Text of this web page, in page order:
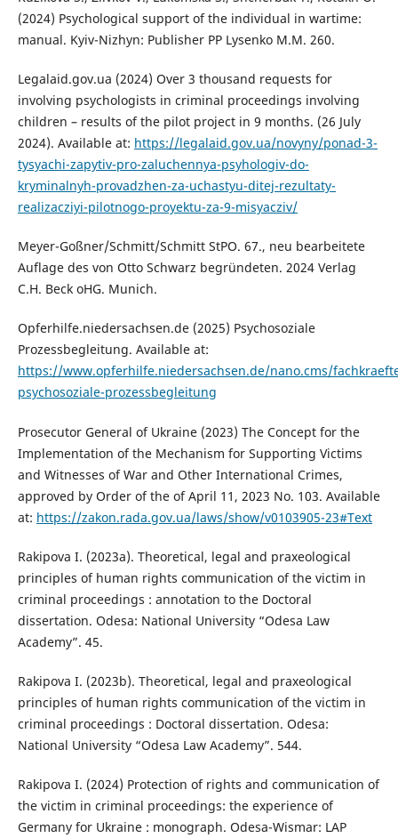
(2024) Psychological support of the individual in wartime:
manual. Kyiv-Nizhyn: Publisher PP Lysenko M.M. 260.
Legalaid.gov.ua (2024) Over 3 thousand requests for
involving psychologists in criminal proceedings involving
children – results of the pilot project in 9 months. (26 July
2024). Available at: https://legalaid.gov.ua/novyny/ponad-3-
tysyachi-zapytiv-pro-zaluchennya-psyhologiv-do-
kryminalnyh-provadzhen-za-uchastyu-ditej-rezultaty-
realizacziyi-pilotnogo-proyektu-za-9-misyacziv/
Meyer-Goßner/Schmitt/Schmitt StPO. 67., neu bearbeitete
Auflage des von Otto Schwarz begründeten. 2024 Verlag
C.H. Beck oHG. Munich.
Opferhilfe.niedersachsen.de (2025) Psychosoziale
Prozessbegleitung. Available at:
https://www.opferhilfe.niedersachsen.de/nano.cms/
psychosoziale-prozessbegleitung
Prosecutor General of Ukraine (2023) The Concept for the
Implementation of the Mechanism for Supporting Victims
and Witnesses of War and Other International Crimes,
approved by Order of the of April 11, 2023 No. 103. Available
at: https://zakon.rada.gov.ua/laws/show/v0103905-23#Text
Rakipova I. (2023a). Theoretical, legal and praxeological
principles of human rights communication of the victim in
criminal proceedings : annotation to the Doctoral
dissertation. Odesa: National University “Odesa Law
Academy”. 45.
Rakipova I. (2023b). Theoretical, legal and praxeological
principles of human rights communication of the victim in
criminal proceedings : Doctoral dissertation. Odesa:
National University “Odesa Law Academy”. 544.
Rakipova I. (2024) Protection of rights and communication of
the victim in criminal proceedings: the experience of
Germany for Ukraine : monograph. Odesa-Wismar: LAP